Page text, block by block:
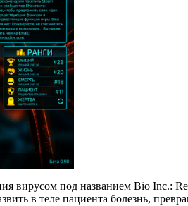
вирусом под названием Bio Inc.:
в теле пациента болезнь,